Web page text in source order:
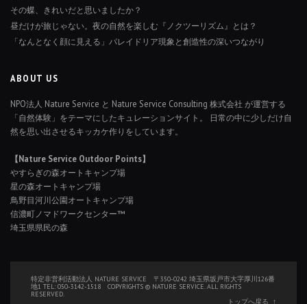
その蝶、きれいだと思いましたか？
昼だけが旅じゃない。夜の自然を楽しむ『ノクツーリズム』とは？
「なんとなく顔に見える」パレイドリア現象と創造性の深いつながり
ABOUT US
NPO法人 Nature Service と Nature Service Consulting 株式会社 が運営する
「自然体験」をテーマにしたキュレーションサイト。 日常の中に少しだけ自
然を思い出させるキッカケ作りをしています。
【Nature Service Outdoor Points】
やすらぎの森オートキャンプ場
星の森オートキャンプ場
鳥野目河川公園オートキャンプ場
信濃町ノマドワークセンター™
埼玉県県民の森
特定非営利活動法人 NATURE SERVICE 〒350-0242 埼玉県坂戸市大字厚川126番
地1 TEL: 050-3142-1518 COPYRIGHTS © NATURE SERVICE. ALL RIGHTS
RESERVED.
トップへ戻る